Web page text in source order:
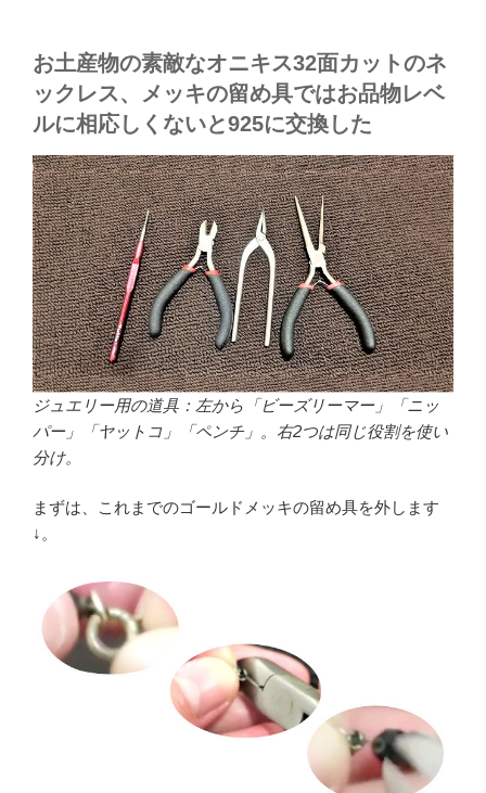
お土産物の素敵なオニキス32面カットのネ
ックレス、メッキの留め具ではお品物レベ
ルに相応しくないと925に交換した
ジュエリー用の道具：左から「ビーズリーマー」「ニッ
パー」「ヤットコ」「ペンチ」。右2つは同じ役割を使い
分け。
まずは、これまでのゴールドメッキの留め具を外します
↓。